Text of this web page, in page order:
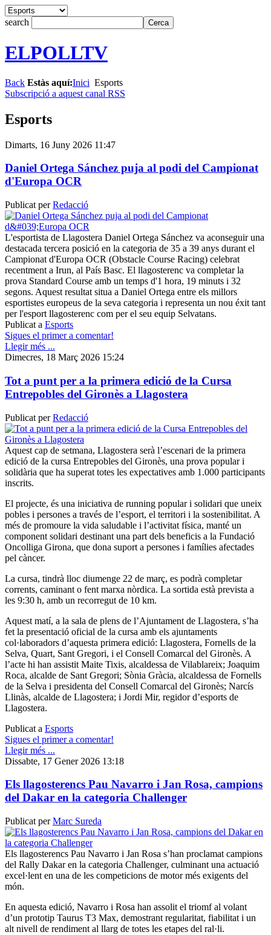
search
ELPOLLTV
Back Estàs aquí:Inici Esports
Subscripció a aquest canal RSS
Esports
Dimarts, 16 Juny 2026 11:47
Daniel Ortega Sánchez puja al podi del Campionat
d'Europa OCR
Publicat perRedacció
L'esportista de Llagostera Daniel Ortega Sánchez va aconseguir una
destacada tercera posició en la categoria de 35 a 39 anys durant el
Campionat d'Europa OCR (Obstacle Course Racing) celebrat
recentment a Irun, al País Basc. El llagosterenc va completar la
prova Standard Course amb un temps d'1 hora, 19 minuts i 32
segons. Aquest resultat situa a Daniel Ortega entre els millors
esportistes europeus de la seva categoria i representa un nou éxit tant
per l'esport llagosterenc com per el seu equip Selvatans.
Publicat a Esports
Sigues el primer a comentar!
Llegir més ...
Dimecres, 18 Març 2026 15:24
Tot a punt per a la primera edició de la Cursa
Entrepobles del Gironès a Llagostera
Publicat perRedacció
Aquest cap de setmana, Llagostera serà l’escenari de la primera
edició de la cursa Entrepobles del Gironès, una prova popular i
solidària que ha superat totes les expectatives amb 1.000 participants
inscrits.
El projecte, és una iniciativa de running popular i solidari que uneix
pobles i persones a través de l’esport, el territori i la sostenibilitat. A
més de promoure la vida saludable i l’activitat física, manté un
component solidari destinant una part dels beneficis a la Fundació
Oncolliga Girona, que dona suport a persones i famílies afectades
pel càncer.
La cursa, tindrà lloc diumenge 22 de març, es podrà completar
corrents, caminant o fent marxa nòrdica. La sortida està prevista a
les 9:30 h, amb un recorregut de 10 km.
Aquest matí, a la sala de plens de l’Ajuntament de Llagostera, s’ha
fet la presentació oficial de la cursa amb els ajuntaments
col·laboradors d’aquesta primera edició: Llagostera, Fornells de la
Selva, Quart, Sant Gregori, i el Consell Comarcal del Gironès. A
l’acte hi han assistit Maite Tixis, alcaldessa de Vilablareix; Joaquim
Roca, alcalde de Sant Gregori; Sònia Gràcia, alcaldessa de Fornells
de la Selva i presidenta del Consell Comarcal del Gironès; Narcís
Llinàs, alcalde de Llagostera; i Jordi Mir, regidor d’esports de
Llagostera.
Publicat a Esports
Sigues el primer a comentar!
Llegir més ...
Dissabte, 17 Gener 2026 13:18
Els llagosterencs Pau Navarro i Jan Rosa, campions
del Dakar en la categoria Challenger
Publicat perMarc Sureda
Els llagosterencs Pau Navarro i Jan Rosa s’han proclamat campions
del Rally Dakar en la categoria Challenger, culminant una actuació
excel·lent en una de les competicions de motor més exigents del
món.
En aquesta edició, Navarro i Rosa han assolit el triomf al volant
d’un prototip Taurus T3 Max, demostrant regularitat, fiabilitat i un
alt nivell de rendiment al llarg de totes les etapes del ral·li.